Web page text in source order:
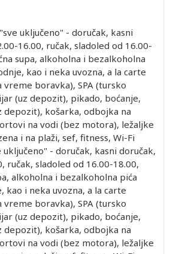
uključeno" - doručak, kasni
16.00, ručak, sladoled od 16.00-
supa, alkoholna i bezalkoholna
kao i neka uvozna, a la carte
boravka), SPA (tursko
(uz depozit), pikado, boćanje,
depozit), košarka, odbojka na
na vodi (bez motora), ležaljke
i na plaži, sef, fitness, Wi-Fi
- doručak, kasni doručak,
ručak, sladoled od 16.00-18.00,
alkoholna i bezalkoholna pića
kao i neka uvozna, a la carte
boravka), SPA (tursko
(uz depozit), pikado, boćanje,
depozit), košarka, odbojka na
na vodi (bez motora), ležaljke